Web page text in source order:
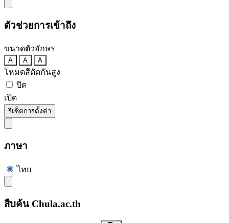
ตัวช่วยการเข้าถึง
ขนาดตัวอักษร
A A A
โหมดสีตัดกันสูง
ปิด
เปิด
รีเซ็ตการตั้งค่า
ภาษา
ไทย
สืบค้น Chula.ac.th